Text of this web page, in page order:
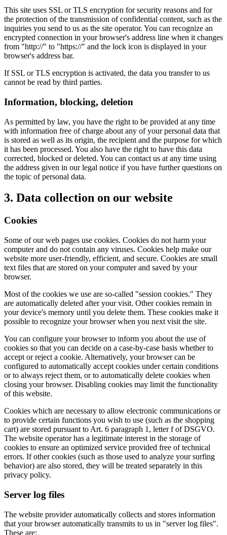
This site uses SSL or TLS encryption for security reasons and for
the protection of the transmission of confidential content, such as the
inquiries you send to us as the site operator. You can recognize an
encrypted connection in your browser's address line when it changes
from "http://" to "https://" and the lock icon is displayed in your
browser's address bar.
If SSL or TLS encryption is activated, the data you transfer to us
cannot be read by third parties.
Information, blocking, deletion
As permitted by law, you have the right to be provided at any time
with information free of charge about any of your personal data that
is stored as well as its origin, the recipient and the purpose for which
it has been processed. You also have the right to have this data
corrected, blocked or deleted. You can contact us at any time using
the address given in our legal notice if you have further questions on
the topic of personal data.
3. Data collection on our website
Cookies
Some of our web pages use cookies. Cookies do not harm your
computer and do not contain any viruses. Cookies help make our
website more user-friendly, efficient, and secure. Cookies are small
text files that are stored on your computer and saved by your
browser.
Most of the cookies we use are so-called "session cookies." They
are automatically deleted after your visit. Other cookies remain in
your device's memory until you delete them. These cookies make it
possible to recognize your browser when you next visit the site.
You can configure your browser to inform you about the use of
cookies so that you can decide on a case-by-case basis whether to
accept or reject a cookie. Alternatively, your browser can be
configured to automatically accept cookies under certain conditions
or to always reject them, or to automatically delete cookies when
closing your browser. Disabling cookies may limit the functionality
of this website.
Cookies which are necessary to allow electronic communications or
to provide certain functions you wish to use (such as the shopping
cart) are stored pursuant to Art. 6 paragraph 1, letter f of DSGVO.
The website operator has a legitimate interest in the storage of
cookies to ensure an optimized service provided free of technical
errors. If other cookies (such as those used to analyze your surfing
behavior) are also stored, they will be treated separately in this
privacy policy.
Server log files
The website provider automatically collects and stores information
that your browser automatically transmits to us in "server log files".
These are: